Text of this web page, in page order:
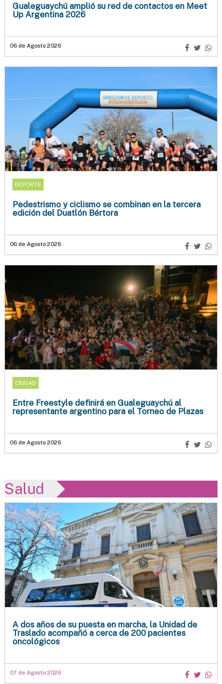
Gualeguaychú amplió su red de contactos en Meet
Up Argentina 2026
06 de Agosto 2026
DEPORTE
Pedestrismo y ciclismo se combinan en la tercera
edición del Duatlón Bértora
06 de Agosto 2026
CIUDAD
Entre Freestyle definirá en Gualeguaychú al
representante argentino para el Torneo de Plazas
06 de Agosto 2026
Salud
A dos años de su puesta en marcha, la Unidad de
Traslado acompañó a cerca de 200 pacientes
oncológicos
07 de Agosto 2026